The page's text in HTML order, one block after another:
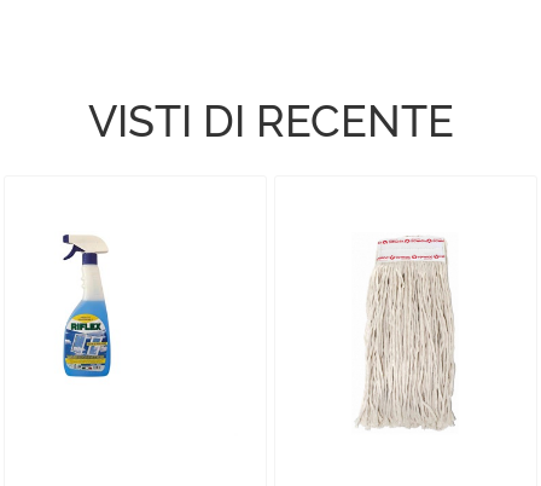
VISTI DI RECENTE